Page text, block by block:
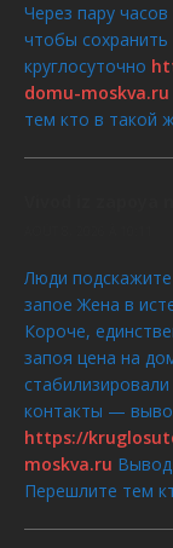
Через пару
чтобы
круглосуточно
domu-moskva.ru
тем кто в такой
Люди
запое Жена в
Короче,
запоя цена на
контакты —
https://
moskva.ru
Перешлите тем